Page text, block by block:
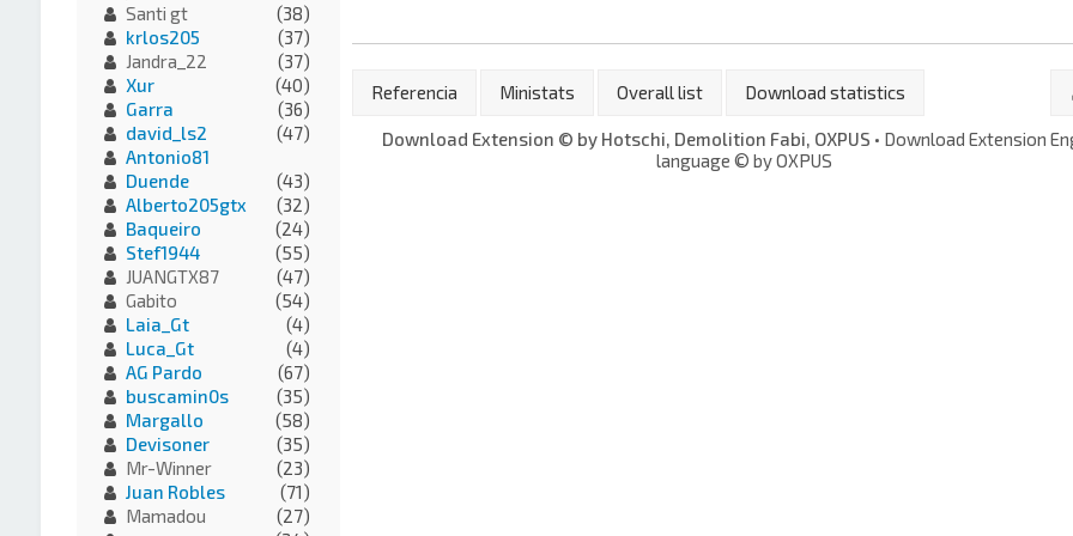
Referencia Ministats Overall list Download statistics
Download Extension © by Hotschi, Demolition Fabi, OXPUS • Download Extension
language © by OXPUS
Santi gt
(38)
krlos205
(37)
Jandra_22
(37)
Xur
(40)
Garra
(36)
david_ls2
(47)
Antonio81
Duende
(43)
Alberto205gtx
(32)
Baqueiro
(24)
Stef1944
(55)
JUANGTX87
(47)
Gabito
(54)
Laia_Gt
(4)
Luca_Gt
(4)
AG Pardo
(67)
buscamin0s
(35)
Margallo
(58)
Devisoner
(35)
Mr-Winner
(23)
Juan Robles
(71)
Mamadou
(27)